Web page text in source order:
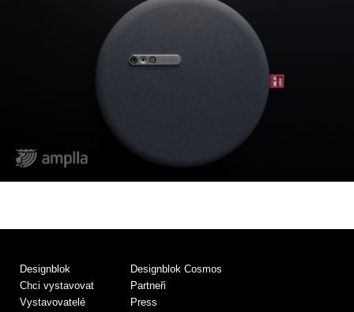
Designblok
Chci vystavovat
Vystavovatelé
Designblok Cosmos
Partneři
Press